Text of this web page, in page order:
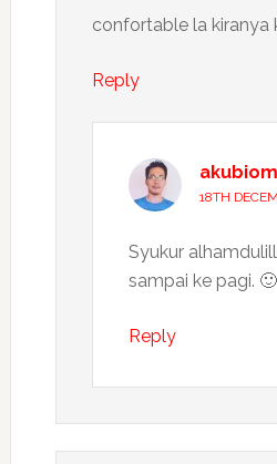
confortable la kiranya
Reply
18TH
Syukur
sampai ke pagi. 🙂
Reply